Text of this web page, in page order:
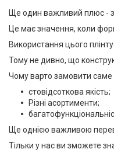
Алюмінієві пороги
Профіль для скла
плитку
Алюмінієвий
стільниці
Алюмінієві стінові
Система укладки
клею
Кабель канал
алюмінієвий
Ще один важливий плюс -
Це має значення, коли
Використання цього
Тому не дивно, що
Чому варто замовити саме
стовідсоткова якість;
Різні асортименти;
Ще однією важливою
Тільки у нас ви зможете